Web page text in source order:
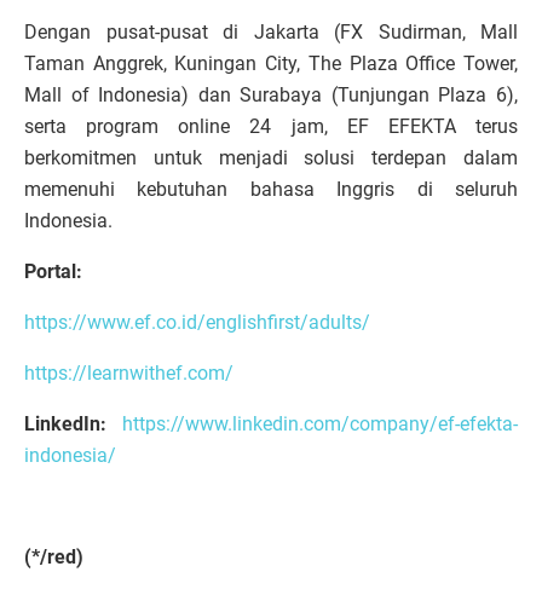
Dengan pusat-pusat di Jakarta (FX Sudirman, Mall
Taman Anggrek, Kuningan City, The Plaza Office Tower,
Mall of Indonesia) dan Surabaya (Tunjungan Plaza 6),
serta program online 24 jam, EF EFEKTA terus
berkomitmen untuk menjadi solusi terdepan dalam
memenuhi kebutuhan bahasa Inggris di seluruh
Indonesia.
Portal:
https://www.ef.co.id/englishfirst/adults/
https://learnwithef.com/
LinkedIn:
https://www.linkedin.com/company/ef-efekta-
indonesia/
(*/red)